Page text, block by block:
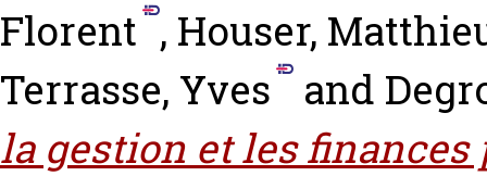
Florent , Houser,
Terrasse, Yves
and
la gestion et les finances